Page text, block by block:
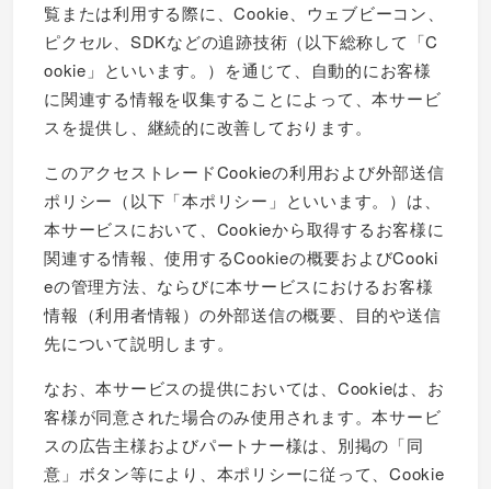
覧または利用する際に、Cookie、ウェブビーコン、
ピクセル、SDKなどの追跡技術（以下総称して「C
ookie」といいます。）を通じて、自動的にお客様
に関連する情報を収集することによって、本サービ
スを提供し、継続的に改善しております。
このアクセストレードCookieの利用および外部送信
ポリシー（以下「本ポリシー」といいます。）は、
本サービスにおいて、Cookieから取得するお客様に
関連する情報、使用するCookieの概要およびCooki
eの管理方法、ならびに本サービスにおけるお客様
情報（利用者情報）の外部送信の概要、目的や送信
先について説明します。
なお、本サービスの提供においては、Cookieは、お
客様が同意された場合のみ使用されます。本サービ
スの広告主様およびパートナー様は、別掲の「同
意」ボタン等により、本ポリシーに従って、Cookie